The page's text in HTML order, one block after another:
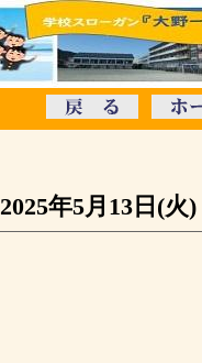
2025年5月13日(火)